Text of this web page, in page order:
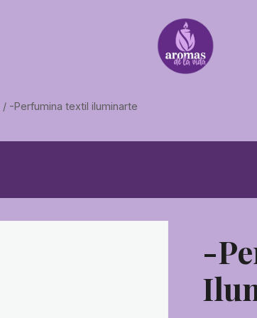
/ -Perfumina textil iluminarte
-